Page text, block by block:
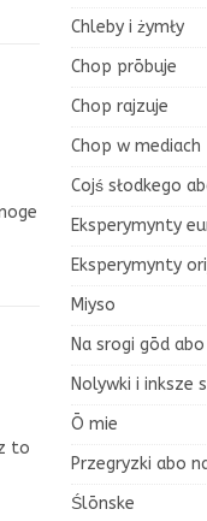
to
Chleby i żymły
Chop prōbuje
Chop rajzuje
Chop w mediach
Cojś słodkego
Eksperymynty
Eksperymynty
Miyso
Na srogi gōd
Nolywki i inksze
Ō mie
Przegryzki abo
Ślōnske